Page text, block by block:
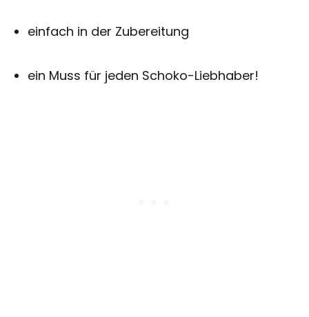
einfach in der Zubereitung
ein Muss für jeden Schoko-Liebhaber!